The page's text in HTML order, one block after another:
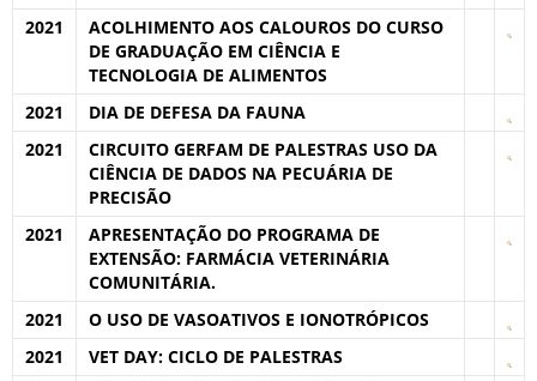
2021
ACOLHIMENTO AOS CALOUROS DO CURSO
DE GRADUAÇÃO EM CIÊNCIA E
TECNOLOGIA DE ALIMENTOS
2021
DIA DE DEFESA DA FAUNA
2021
CIRCUITO GERFAM DE PALESTRAS USO DA
CIÊNCIA DE DADOS NA PECUÁRIA DE
PRECISÃO
2021
APRESENTAÇÃO DO PROGRAMA DE
EXTENSÃO: FARMÁCIA VETERINÁRIA
COMUNITÁRIA.
2021
O USO DE VASOATIVOS E IONOTRÓPICOS
2021
VET DAY: CICLO DE PALESTRAS